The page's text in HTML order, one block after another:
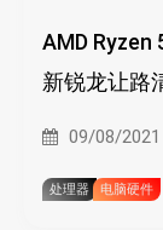
AMD Ryzen
新锐龙让路
09/08/2021
处理器 电脑硬件